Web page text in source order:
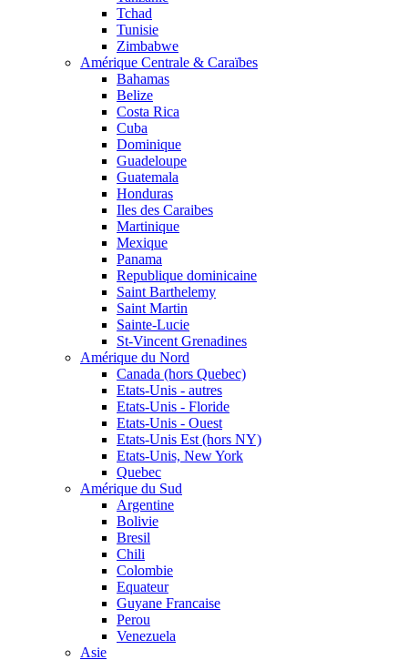
Tchad
Tunisie
Zimbabwe
Amérique Centrale & Caraïbes
Bahamas
Belize
Costa Rica
Cuba
Dominique
Guadeloupe
Guatemala
Honduras
Iles des Caraibes
Martinique
Mexique
Panama
Republique dominicaine
Saint Barthelemy
Saint Martin
Sainte-Lucie
St-Vincent Grenadines
Amérique du Nord
Canada (hors Quebec)
Etats-Unis - autres
Etats-Unis - Floride
Etats-Unis - Ouest
Etats-Unis Est (hors NY)
Etats-Unis, New York
Quebec
Amérique du Sud
Argentine
Bolivie
Bresil
Chili
Colombie
Equateur
Guyane Francaise
Perou
Venezuela
Asie